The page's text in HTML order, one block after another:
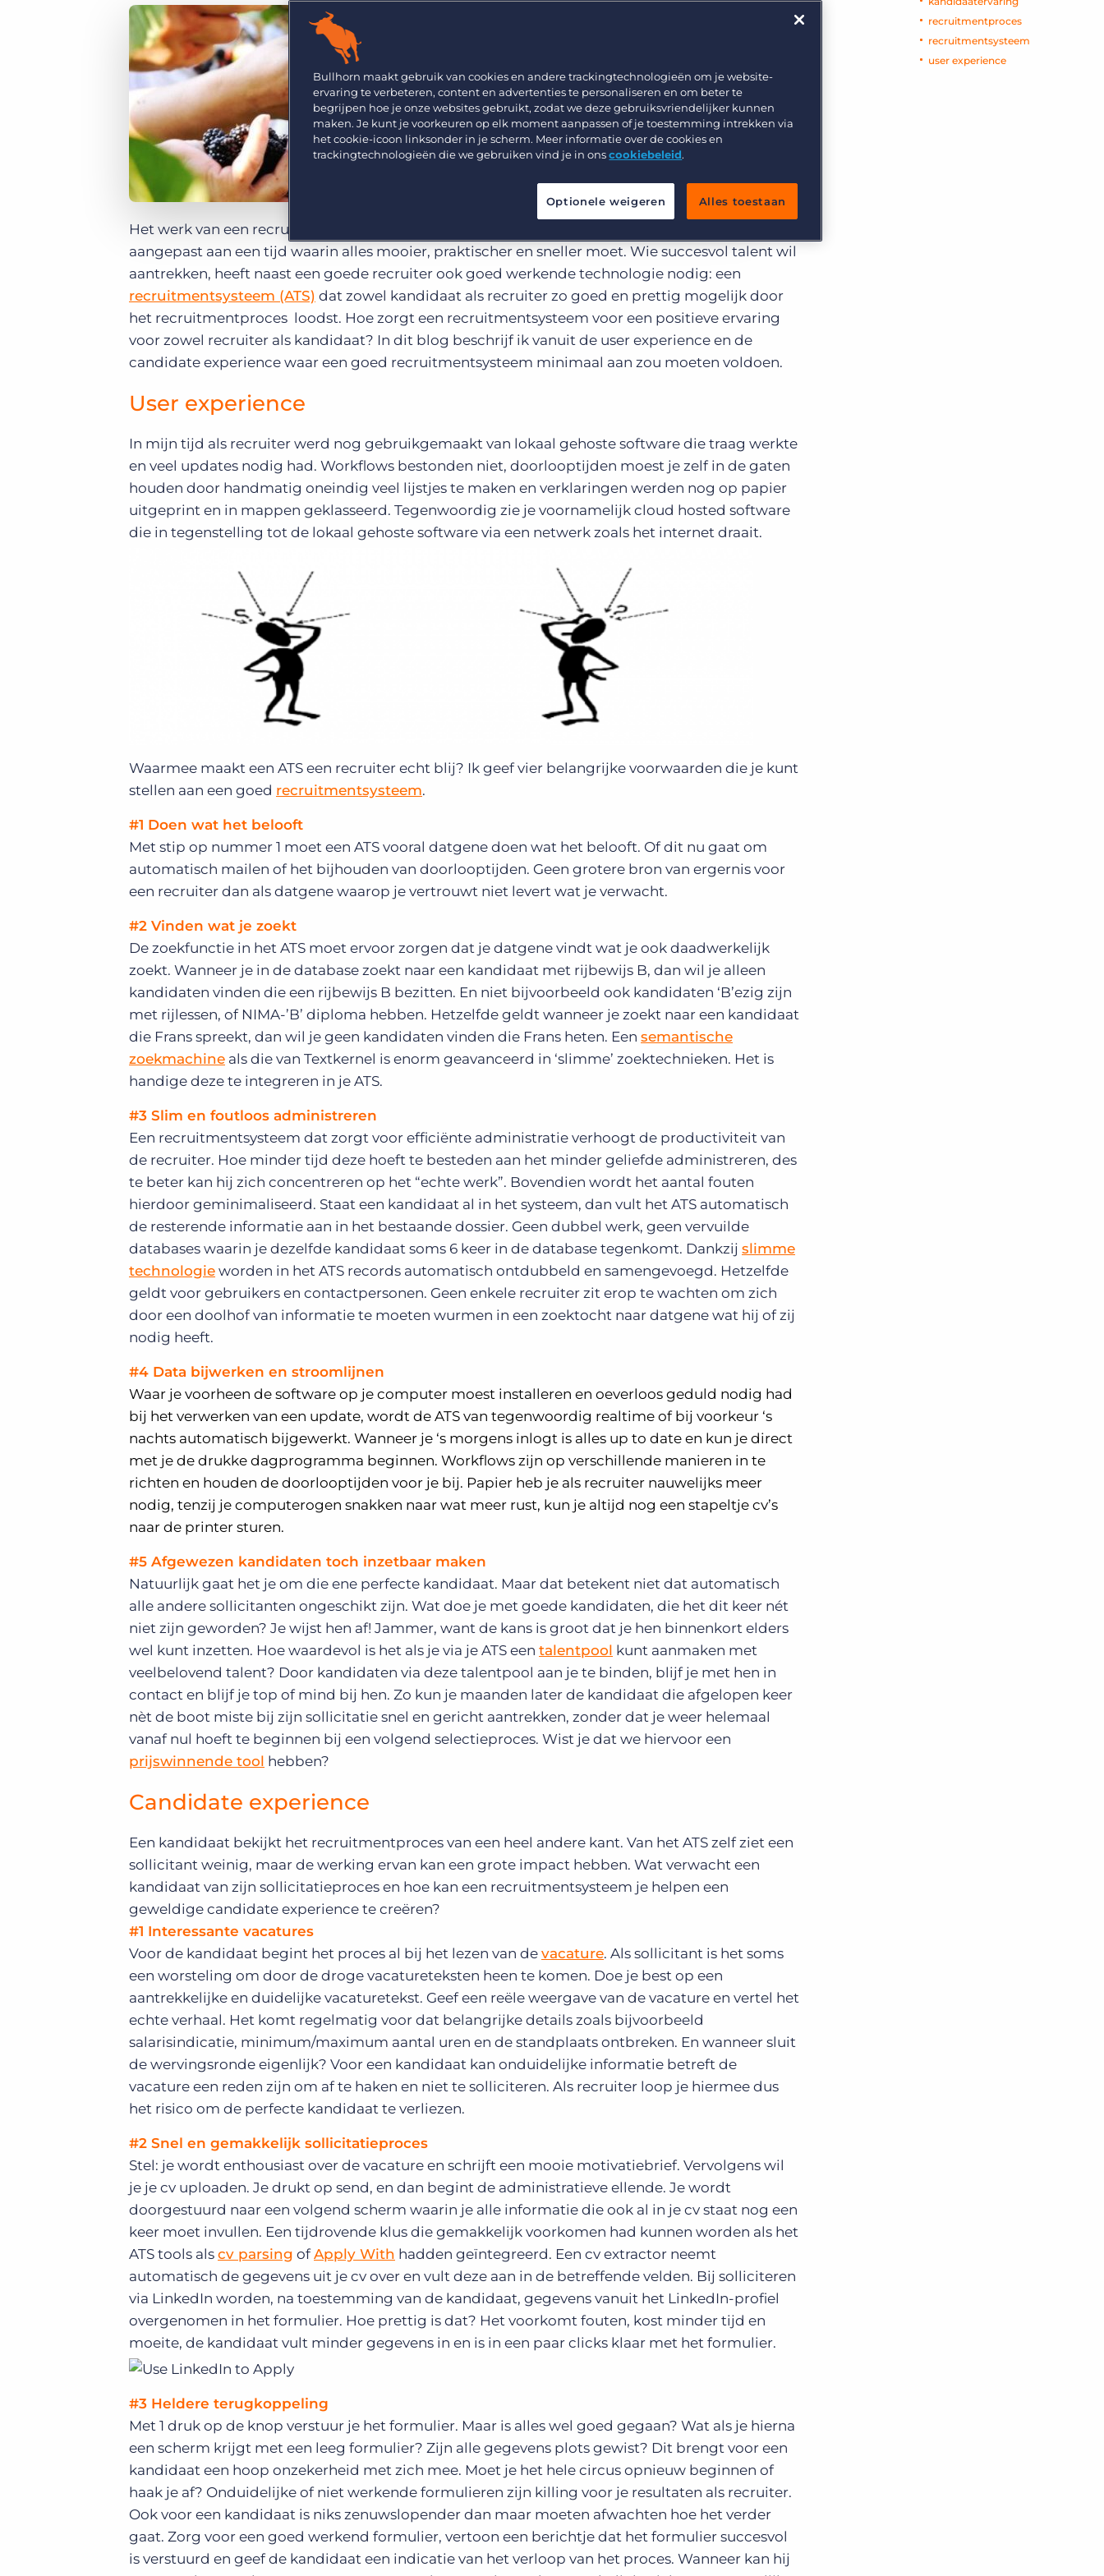
Bullhorn Platform
Bullhorn Recruitment Cloud
Werving & Selectie
Executive Search
Ontdek wat recruiters vinden van de nieuwste
trends op het gebied van werving en selectie.
Developer & API Documentatie
Kies uit een breed aanbod aan oplossingen om je
bedrijfsresultaat te maximaliseren.
Bullhorn Ventures
Ontdek hoe we de groei in het hele recruitment
technologie ecosysteem versnellen.
Het werk van een recruiter verandert in sneltreinvaart. Recruitmentsystemen hebben zich
aangepast aan een tijd waarin alles mooier, praktischer en sneller moet. Wie succesvol talent wil
aantrekken, heeft naast een goede recruiter ook goed werkende technologie nodig: een
recruitmentsysteem (ATS) dat zowel kandidaat als recruiter zo goed en prettig mogelijk door
het recruitmentproces loodst. Hoe zorgt een recruitmentsysteem voor een positieve ervaring
voor zowel recruiter als kandidaat? In dit blog beschrijf ik vanuit de user experience en de
candidate experience waar een goed recruitmentsysteem minimaal aan zou moeten voldoen.
User experience
In mijn tijd als recruiter werd nog gebruikgemaakt van lokaal gehoste software die traag werkte
en veel updates nodig had. Workflows bestonden niet, doorlooptijden moest je zelf in de gaten
houden door handmatig oneindig veel lijstjes te maken en verklaringen werden nog op papier
uitgeprint en in mappen geklasseerd. Tegenwoordig zie je voornamelijk cloud hosted software
die in tegenstelling tot de lokaal gehoste software via een netwerk zoals het internet draait.
Waarmee maakt een ATS een recruiter echt blij? Ik geef vier belangrijke voorwaarden die je kunt
stellen aan een goed recruitmentsysteem.
#1 Doen wat het belooft
Met stip op nummer 1 moet een ATS vooral datgene doen wat het belooft. Of dit nu gaat om
automatisch mailen of het bijhouden van doorlooptijden. Geen grotere bron van ergernis voor
een recruiter dan als datgene waarop je vertrouwt niet levert wat je verwacht.
#2 Vinden wat je zoekt
De zoekfunctie in het ATS moet ervoor zorgen dat je datgene vindt wat je ook daadwerkelijk
zoekt. Wanneer je in de database zoekt naar een kandidaat met rijbewijs B, dan wil je alleen
kandidaten vinden die een rijbewijs B bezitten. En niet bijvoorbeeld ook kandidaten ‘B’ezig zijn
met rijlessen, of NIMA-’B’ diploma hebben. Hetzelfde geldt wanneer je zoekt naar een kandidaat
die Frans spreekt, dan wil je geen kandidaten vinden die Frans heten. Een semantische
zoekmachine als die van Textkernel is enorm geavanceerd in ‘slimme’ zoektechnieken. Het is
handige deze te integreren in je ATS.
#3 Slim en foutloos administreren
Een recruitmentsysteem dat zorgt voor efficiënte administratie verhoogt de productiviteit van
de recruiter. Hoe minder tijd deze hoeft te besteden aan het minder geliefde administreren, des
te beter kan hij zich concentreren op het “echte werk”. Bovendien wordt het aantal fouten
hierdoor geminimaliseerd. Staat een kandidaat al in het systeem, dan vult het ATS automatisch
de resterende informatie aan in het bestaande dossier. Geen dubbel werk, geen vervuilde
databases waarin je dezelfde kandidaat soms 6 keer in de database tegenkomt. Dankzij slimme
technologie worden in het ATS records automatisch ontdubbeld en samengevoegd. Hetzelfde
geldt voor gebruikers en contactpersonen. Geen enkele recruiter zit erop te wachten om zich
door een doolhof van informatie te moeten wurmen in een zoektocht naar datgene wat hij of zij
nodig heeft.
#4 Data bijwerken en stroomlijnen
Waar je voorheen de software op je computer moest installeren en oeverloos geduld nodig had
bij het verwerken van een update, wordt de ATS van tegenwoordig realtime of bij voorkeur ‘s
nachts automatisch bijgewerkt. Wanneer je ‘s morgens inlogt is alles up to date en kun je direct
met je de drukke dagprogramma beginnen. Workflows zijn op verschillende manieren in te
richten en houden de doorlooptijden voor je bij. Papier heb je als recruiter nauwelijks meer
nodig, tenzij je computerogen snakken naar wat meer rust, kun je altijd nog een stapeltje cv’s
naar de printer sturen.
#5 Afgewezen kandidaten toch inzetbaar maken
Natuurlijk gaat het je om die ene perfecte kandidaat. Maar dat betekent niet dat automatisch
alle andere sollicitanten ongeschikt zijn. Wat doe je met goede kandidaten, die het dit keer nét
niet zijn geworden? Je wijst hen af! Jammer, want de kans is groot dat je hen binnenkort elders
wel kunt inzetten. Hoe waardevol is het als je via je ATS een talentpool kunt aanmaken met
veelbelovend talent? Door kandidaten via deze talentpool aan je te binden, blijf je met hen in
contact en blijf je top of mind bij hen. Zo kun je maanden later de kandidaat die afgelopen keer
nèt de boot miste bij zijn sollicitatie snel en gericht aantrekken, zonder dat je weer helemaal
vanaf nul hoeft te beginnen bij een volgend selectieproces. Wist je dat we hiervoor een
prijswinnende tool hebben?
Candidate experience
Een kandidaat bekijkt het recruitmentproces van een heel andere kant. Van het ATS zelf ziet een
sollicitant weinig, maar de werking ervan kan een grote impact hebben. Wat verwacht een
kandidaat van zijn sollicitatieproces en hoe kan een recruitmentsysteem je helpen een
geweldige candidate experience te creëren?
#1 Interessante vacatures
Voor de kandidaat begint het proces al bij het lezen van de vacature. Als sollicitant is het soms
een worsteling om door de droge vacatureteksten heen te komen. Doe je best op een
aantrekkelijke en duidelijke vacaturetekst. Geef een reële weergave van de vacature en vertel het
echte verhaal. Het komt regelmatig voor dat belangrijke details zoals bijvoorbeeld
salarisindicatie, minimum/maximum aantal uren en de standplaats ontbreken. En wanneer sluit
de wervingsronde eigenlijk? Voor een kandidaat kan onduidelijke informatie betreft de
vacature een reden zijn om af te haken en niet te solliciteren. Als recruiter loop je hiermee dus
het risico om de perfecte kandidaat te verliezen.
#2 Snel en gemakkelijk sollicitatieproces
Stel: je wordt enthousiast over de vacature en schrijft een mooie motivatiebrief. Vervolgens wil
je je cv uploaden. Je drukt op send, en dan begint de administratieve ellende. Je wordt
doorgestuurd naar een volgend scherm waarin je alle informatie die ook al in je cv staat nog een
keer moet invullen. Een tijdrovende klus die gemakkelijk voorkomen had kunnen worden als het
ATS tools als cv parsing ofApply With hadden geïntegreerd. Een cv extractor neemt
automatisch de gegevens uit je cv over en vult deze aan in de betreffende velden. Bij solliciteren
via LinkedIn worden, na toestemming van de kandidaat, gegevens vanuit het LinkedIn-profiel
overgenomen in het formulier. Hoe prettig is dat? Het voorkomt fouten, kost minder tijd en
moeite, de kandidaat vult minder gegevens in en is in een paar clicks klaar met het formulier.
#3 Heldere terugkoppeling
Met 1 druk op de knop verstuur je het formulier. Maar is alles wel goed gegaan? Wat als je hierna
een scherm krijgt met een leeg formulier? Zijn alle gegevens plots gewist? Dit brengt voor een
kandidaat een hoop onzekerheid met zich mee. Moet je het hele circus opnieuw beginnen of
haak je af? Onduidelijke of niet werkende formulieren zijn killing voor je resultaten als recruiter.
Ook voor een kandidaat is niks zenuwslopender dan maar moeten afwachten hoe het verder
gaat. Zorg voor een goed werkend formulier, vertoon een berichtje dat het formulier succesvol
is verstuurd en geef de kandidaat een indicatie van het verloop van het proces. Wanneer kan hij
recruitmentproces
recruitmentsysteem
user experience
Bullhorn maakt gebruik van cookies en andere trackingtechnologieën om je website-
ervaring te verbeteren, content en advertenties te personaliseren en om beter te
begrijpen hoe je onze websites gebruikt, zodat we deze gebruiksvriendelijker kunnen
maken. Je kunt je voorkeuren op elk moment aanpassen of je toestemming intrekken via
het cookie-icoon linksonder in je scherm. Meer informatie over de cookies en
trackingtechnologieën die we gebruiken vind je in onscookiebeleid.
Optionele weigeren Alles toestaan